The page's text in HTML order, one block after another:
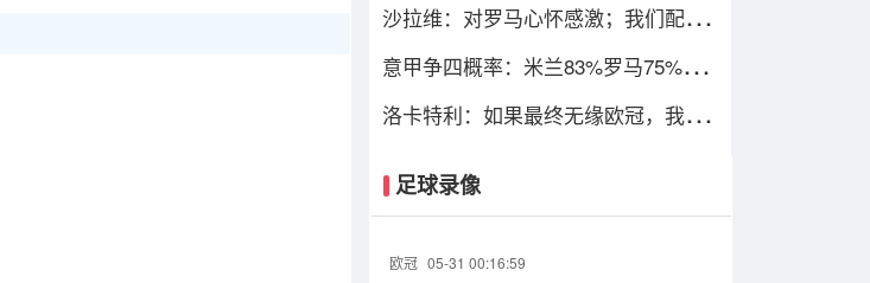
沙拉维：对罗马心怀感激；我们配得
意甲争四概率：米兰83%罗马75%，
洛卡特利：如果最终无缘欧冠，我们
足球录像
欧冠 05-31 00:16:59